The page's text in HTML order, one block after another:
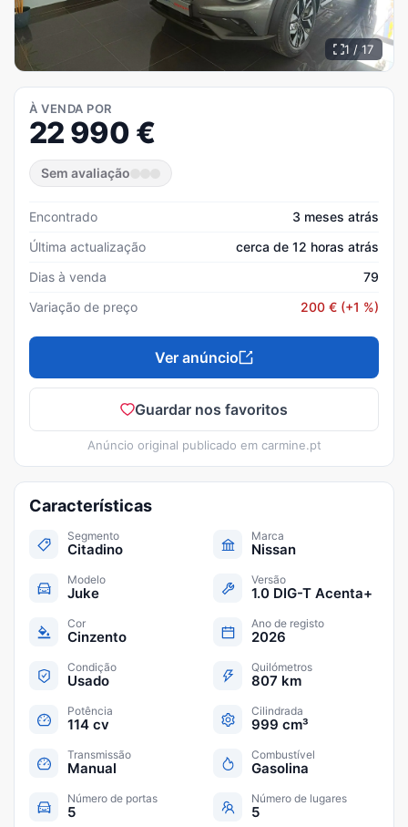
1 / 17
À VENDA POR
22 990 €
Sem avaliação
Encontrado
3 meses atrás
Última actualização
cerca de 12 horas atrás
Dias à venda
79
Variação de preço
200 € (+1 %)
Ver anúncio
Guardar nos favoritos
Anúncio original publicado em carmine.pt
Características
Segmento
Citadino
Marca
Nissan
Modelo
Juke
Versão
1.0 DIG-T Acenta+
Cor
Cinzento
Ano de registo
2026
Condição
Usado
Quilómetros
807 km
Potência
114 cv
Cilindrada
999 cm³
Transmissão
Manual
Combustível
Gasolina
Número de portas
5
Número de lugares
5